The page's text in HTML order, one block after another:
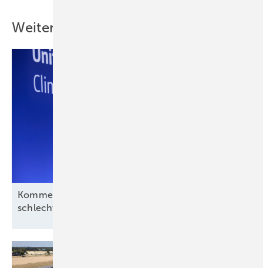
Weitere Inhalte
Kommentar: Aus für Revolution Wind nach
schlechtem Deal, aber kein